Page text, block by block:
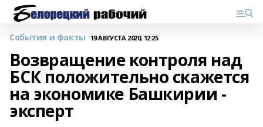
События и факты 19 АВГУСТА 2020, 12:25
Возвращение контроля над
БСК положительно скажется
на экономике Башкирии -
эксперт